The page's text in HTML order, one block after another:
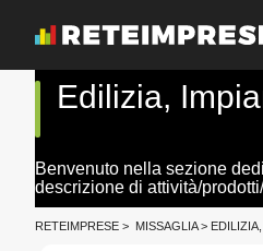
Edilizia,
Benvenuto nella sezione
descrizione di attività/
RETEIMPRESE > MISSAGLIA>